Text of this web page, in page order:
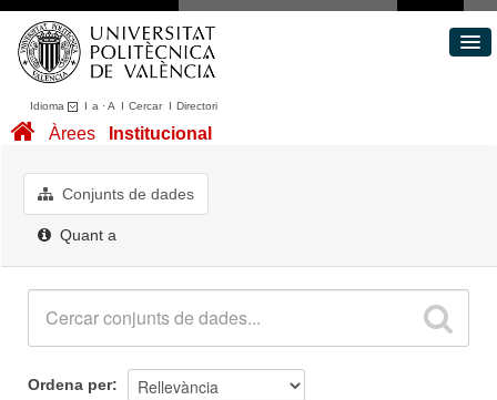
Idioma I a ·A I CercarI Directori
Conjunts de dades
Quant a
Àrees Institucional
Conjunts de dades
Quant a
Ordena per